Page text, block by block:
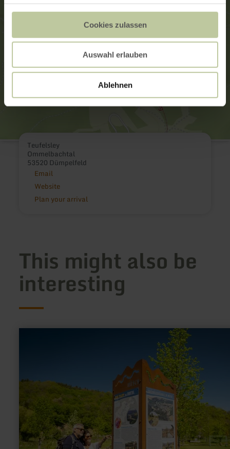
Cookies zulassen
Auswahl erlauben
Ablehnen
Teufelsley
Ommelbachtal
53520 Dümpelfeld
Email
Website
Plan your arrival
This might also be
interesting